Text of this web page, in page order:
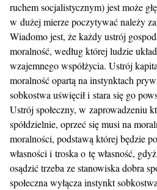
ruchem socjalistycznym) jest może
w dużej mierze poczytywać należy za
Wiadomo jest, że każdy ustrój
moralność, według której ludzie
wzajemnego współżycia. Ustrój
moralność opartą na instynktach
sobkostwa uświęcił i stara się go
Ustrój społeczny, w zaprowadzeniu
spółdzielnie, oprzeć się musi na
moralności, podstawą której będzie
własności i troska o tę własność,
osądzić trzeba ze stanowiska dobra
społeczna wyłącza instynkt